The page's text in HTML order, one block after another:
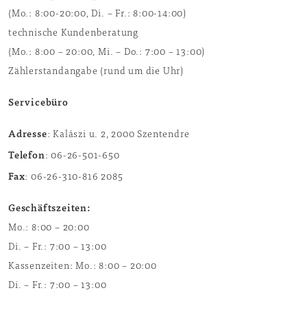
(Mo.: 8:00-20:00, Di. – Fr.: 8:00-14:00)
technische Kundenberatung
(Mo.: 8:00 – 20:00, Mi. – Do.: 7:00 – 13:00)
Zählerstandangabe (rund um die Uhr)
Servicebüro
Adresse: Kalászi u. 2, 2000 Szentendre
Telefon: 06-26-501-650
Fax: 06-26-310-816 2085
Geschäftszeiten:
Mo.: 8:00 – 20:00
Di. – Fr.: 7:00 – 13:00
Kassenzeiten: Mo.: 8:00 – 20:00
Di. – Fr.: 7:00 – 13:00